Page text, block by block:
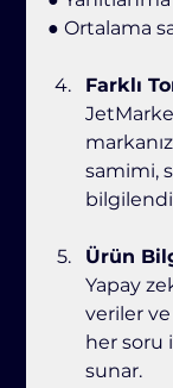
● Ortalama
Farklı
samimi,
Ürün
Yapay
veriler
her soru
sunar.